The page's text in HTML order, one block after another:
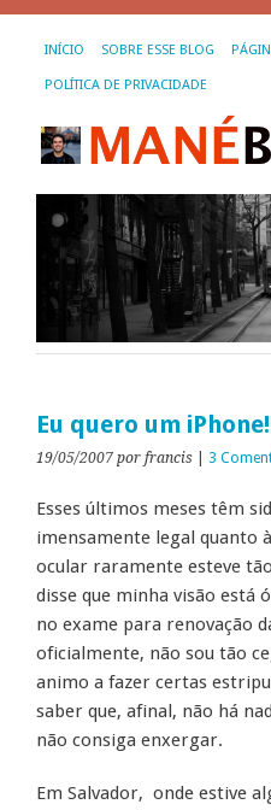
INÍCIO SOBRE ESSE BLOG
POLÍTICA DE PRIVACIDADE
Eu quero um
19/05/2007 por francis 3
Esses últimos meses têm
imensamente legal quanto
ocular raramente esteve
disse que minha visão está
no exame para renovação
oficialmente, não sou tão
animo a fazer certas
saber que, afinal, não há
não consiga enxergar.
Em Salvador, onde estive